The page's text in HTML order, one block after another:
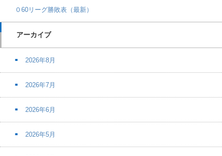
０60リーグ勝敗表（最新）
アーカイブ
2026年8月
2026年7月
2026年6月
2026年5月